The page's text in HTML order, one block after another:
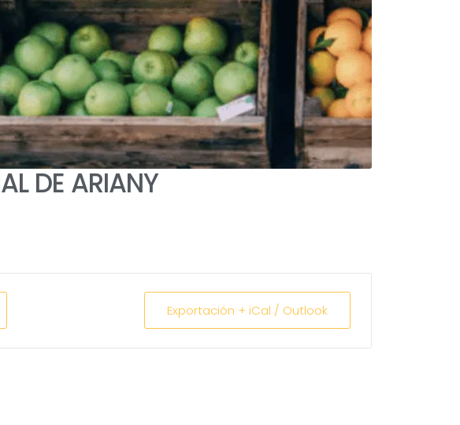
DE ARIANY
Exportación + iCal / Outlook